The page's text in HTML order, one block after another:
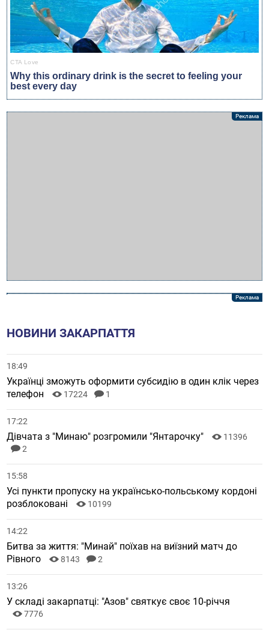
НОВИНИ ЗАКАРПАТТЯ
18:49
Українці зможуть оформити субсидію в один клік через
телефон
17224 1
17:22
Дівчата з "Минаю" розгромили "Янтарочку"
11396
2
15:58
Усі пункти пропуску на українсько-польському кордоні
розблоковані
10199
14:22
Битва за життя: "Минай" поїхав на виїзний матч до
Рівного
8143 2
13:26
У складі закарпатці: "Азов" святкує своє 10-річчя
7776